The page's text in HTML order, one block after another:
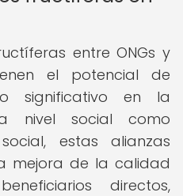
entre ONGs y
el potencial de
significativo en la
nivel social como
estas alianzas
mejora de la calidad
directos,